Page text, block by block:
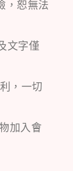
，恕無法
文字僅
，一切
加入會